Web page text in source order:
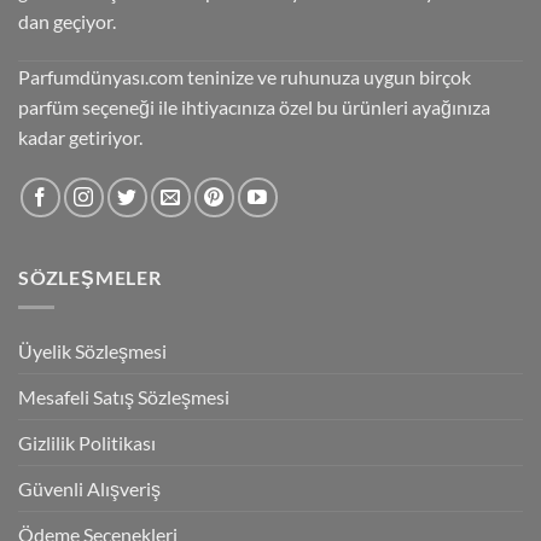
dan geçiyor.
Parfumdünyası.com teninize ve ruhunuza uygun birçok
parfüm seçeneği ile ihtiyacınıza özel bu ürünleri ayağınıza
kadar getiriyor.
SÖZLEŞMELER
Üyelik Sözleşmesi
Mesafeli Satış Sözleşmesi
Gizlilik Politikası
Güvenli Alışveriş
Ödeme Seçenekleri